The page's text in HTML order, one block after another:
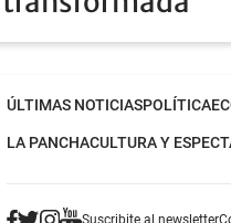
ÚLTIMAS NOTICIASPOLÍTICA
LA PANCHACULTURA Y
Suscribite al newsletter